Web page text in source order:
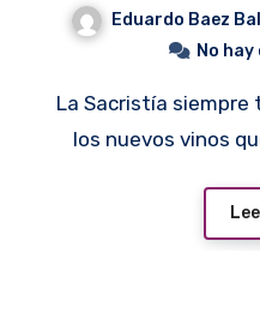
Eduardo Baez
No
La Sacristía siempre trata de sorprender con
los nuevos vinos